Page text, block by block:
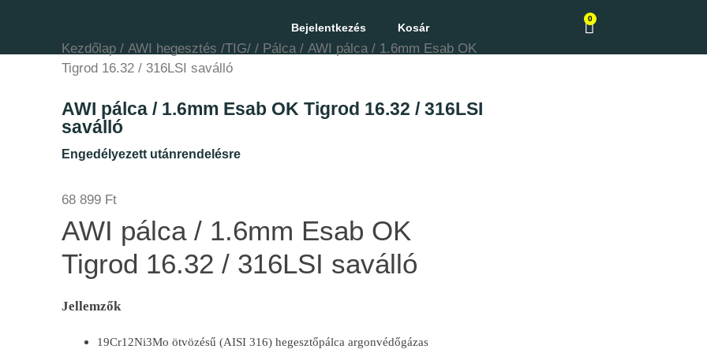
Bejelentkezés Kosár
0
Kezdőlap / AWI hegesztés /TIG/ / Pálca/ AWI pálca / 1.6mm Esab OK
Tigrod 16.32 / 316LSI saválló
AWI pálca / 1.6mm Esab OK Tigrod 16.32 / 316LSI
saválló
Engedélyezett utánrendelésre
68 899 Ft
AWI pálca / 1.6mm Esab OK
Tigrod 16.32 / 316LSI saválló
Jellemzők
19Cr12Ni3Mo ötvözésű (AISI 316) hegesztőpálca argonvédőgázas